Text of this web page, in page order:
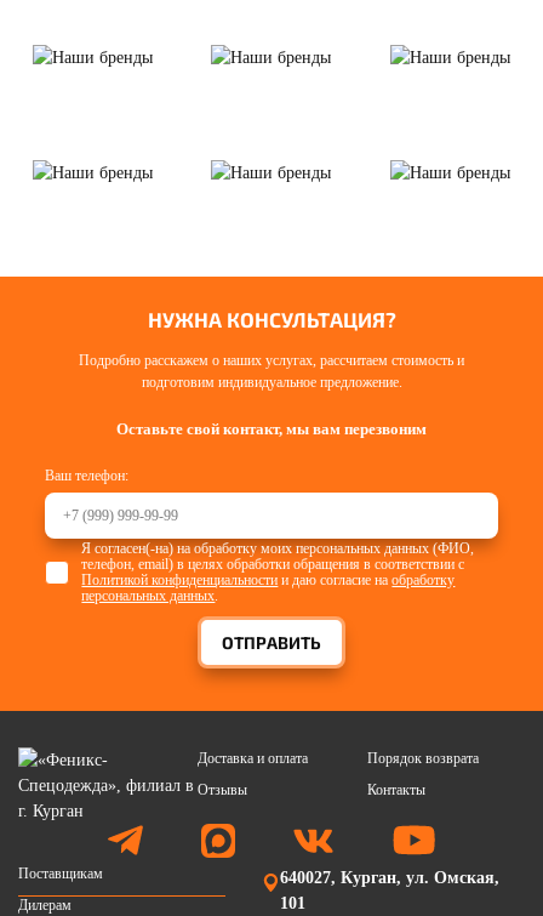
НУЖНА КОНСУЛЬТАЦИЯ?
Подробно расскажем о наших услугах, рассчитаем стоимость и
подготовим индивидуальное предложение.
Оставьте свой контакт, мы вам перезвоним
Ваш телефон:
ОТПРАВИТЬ
Я согласен(-на) на обработку моих персональных данных (ФИО,
телефон, email) в целях обработки обращения в соответствии с
Политикой конфиденциальности и даю согласие наобработку
персональных данных
Доставка и оплата
Порядок возврата
Отзывы
Контакты
Поставщикам
Дилерам
640027, Курган, ул. Омская,
101